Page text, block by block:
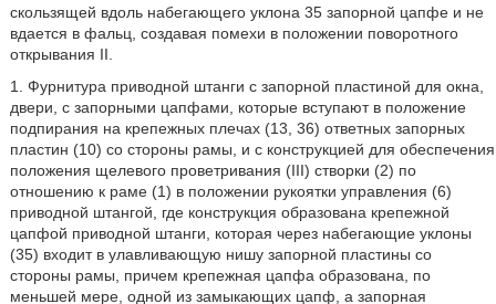
скользящей вдоль набегающего уклона 35 запорной цапфе и не
вдается в фальц, создавая помехи в положении поворотного
открывания II.
1. Фурнитура приводной штанги с запорной пластиной для окна,
двери, с запорными цапфами, которые вступают в положение
подпирания на крепежных плечах (13, 36) ответных запорных
пластин (10) со стороны рамы, и с конструкцией для обеспечения
положения щелевого проветривания (III) створки (2) по
отношению к раме (1) в положении рукоятки управления (6)
приводной штангой, где конструкция образована крепежной
цапфой приводной штанги, которая через набегающие уклоны
(35) входит в улавливающую нишу запорной пластины со
стороны рамы, причем крепежная цапфа образована, по
меньшей мере, одной из замыкающих цапф, а запорная